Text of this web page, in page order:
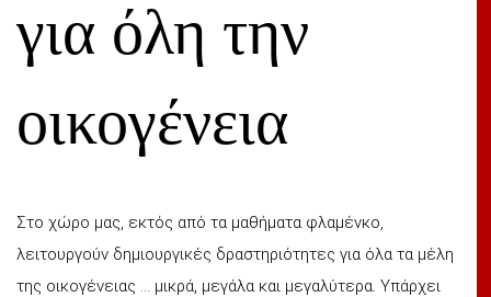
για όλη την
οικογένεια
Στο χώρο μας, εκτός από τα μαθήματα φλαμένκο,
λειτουργούν δημιουργικές δραστηριότητες για όλα τα μέλη
της οικογένειας ... μικρά, μεγάλα και μεγαλύτερα. Υπάρχει